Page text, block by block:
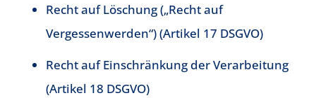
Recht auf Löschung („Recht auf
Vergessenwerden“) (Artikel 17 DSGVO)
Recht auf Einschränkung der Verarbeitung
(Artikel 18 DSGVO)